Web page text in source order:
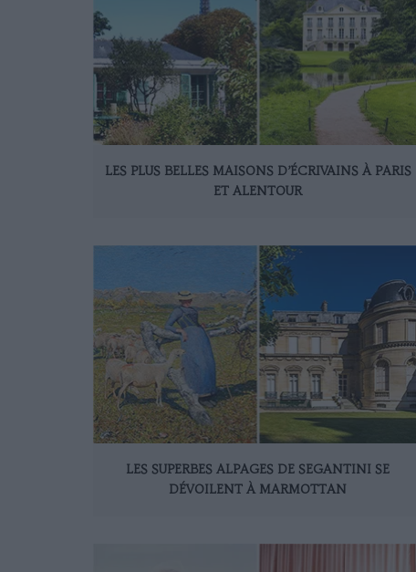
LES PLUS BELLES MAISONS D’ÉCRIVAINS À PARIS
ET ALENTOUR
LES SUPERBES ALPAGES DE SEGANTINI SE
DÉVOILENT À MARMOTTAN